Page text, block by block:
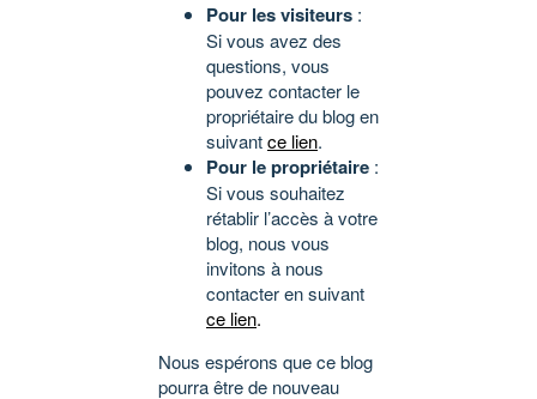
Pour les visiteurs :
Si vous avez des
questions, vous
pouvez contacter le
propriétaire du blog en
suivantce lien.
Pour le propriétaire :
Si vous souhaitez
rétablir l’accès à votre
blog, nous vous
invitons à nous
contacter en suivant
ce lien.
Nous espérons que ce blog
pourra être de nouveau